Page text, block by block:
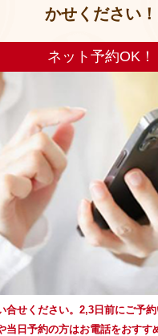
かせください！
ネット予約OK！
合せください。2,3日前にご予
日予約の方はお電話をおすす